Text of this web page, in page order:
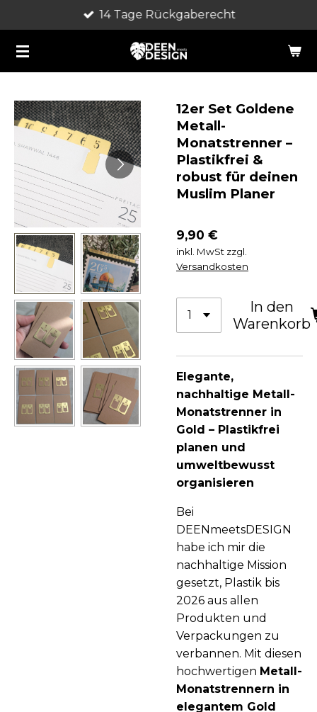
Hauptinhalt
springen
14 Tage Rückgaberecht
12er Set Goldene
Metall-
Monatstrenner –
Plastikfrei &
robust für deinen
Muslim Planer
9,90 €
inkl. MwSt zzgl.
Versandkosten
In den
Warenkorb
Elegante,
nachhaltige Metall-
Monatstrenner in
Gold – Plastikfrei
planen und
umweltbewusst
organisieren
Bei
DEENmeetsDESIGN
habe ich mir die
nachhaltige Mission
gesetzt, Plastik bis
2026 aus allen
Produkten und
Verpackungen zu
verbannen. Mit diesen
hochwertigen Metall-
Monatstrennern in
elegantem Gold